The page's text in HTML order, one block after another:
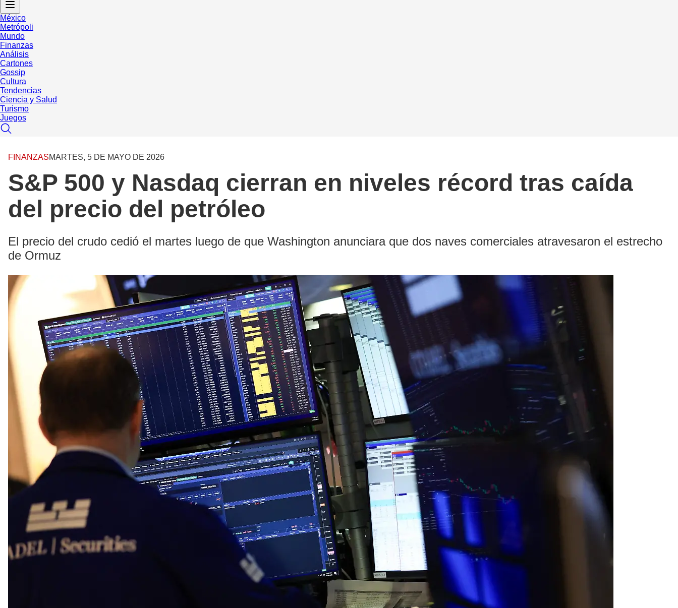
México
Metrópoli
Mundo
Finanzas
Análisis
Cartones
Gossip
Cultura
Tendencias
Ciencia y Salud
Turismo
Juegos
FINANZASMARTES, 5 DE MAYO DE 2026
S&P 500 y Nasdaq cierran en niveles récord tras caída
del precio del petróleo
El precio del crudo cedió el martes luego de que Washington anunciara que dos naves comerciales atravesaron el estrecho
de Ormuz